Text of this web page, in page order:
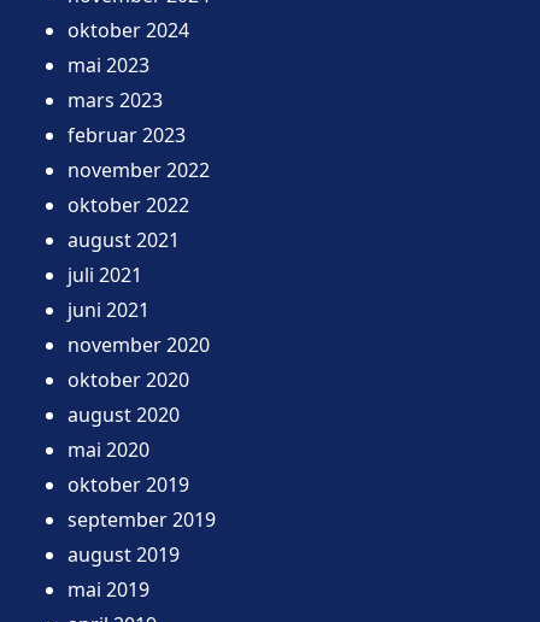
oktober 2024
mai 2023
mars 2023
februar 2023
november 2022
oktober 2022
august 2021
juli 2021
juni 2021
november 2020
oktober 2020
august 2020
mai 2020
oktober 2019
september 2019
august 2019
mai 2019